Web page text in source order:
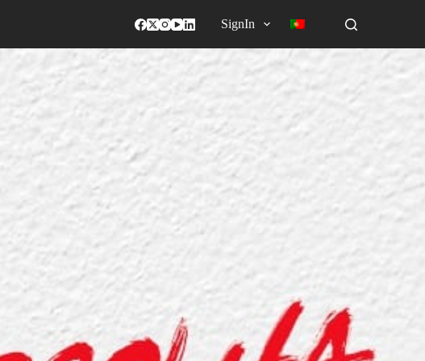
SignIn